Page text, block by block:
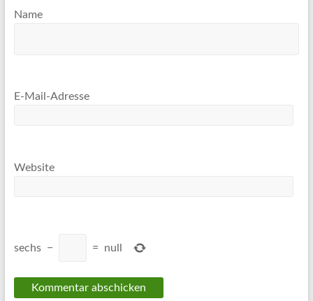
Name
E-Mail-Adresse
Website
sechs − = null